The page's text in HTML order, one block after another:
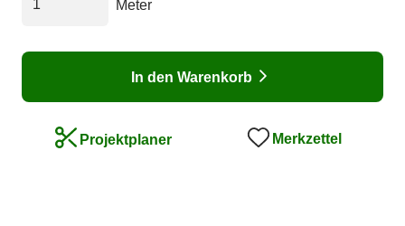
Meter
In den Warenkorb
Projektplaner Merkzettel